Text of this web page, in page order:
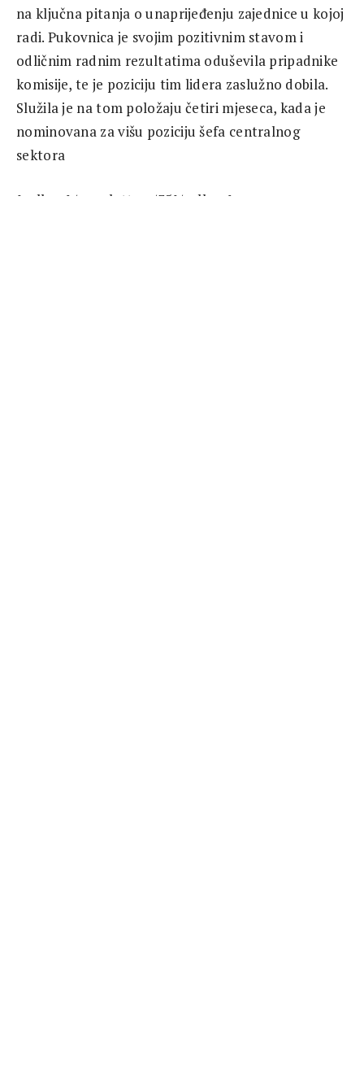
na ključna pitanja o unaprijeđenju zajednice u kojoj
radi. Pukovnica je svojim pozitivnim stavom i
odličnim radnim rezultatima oduševila pripadnike
komisije, te je poziciju tim lidera zaslužno dobila.
Služila je na tom položaju četiri mjeseca, kada je
nominovana za višu poziciju šefa centralnog
sektora
{gallery}/newsletters/35{/gallery}